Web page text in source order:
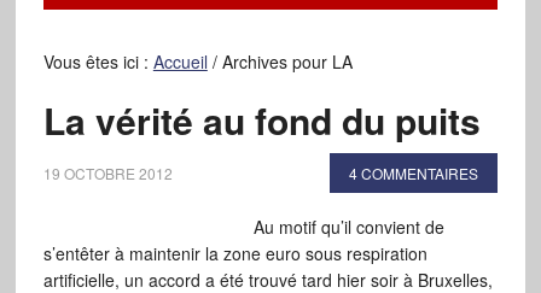
Vous êtes ici : Accueil /Archives pour LA
La vérité au fond du puits
19 OCTOBRE 2012 4 COMMENTAIRES
Au motif qu’il convient de
s’entêter à maintenir la zone euro sous respiration
artificielle, un accord a été trouvé tard hier soir à Bruxelles,